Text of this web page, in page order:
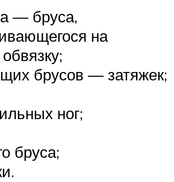
— бруса,
на
брусов — затяжек;
ног;
бруса;